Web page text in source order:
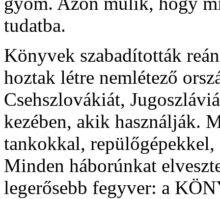
tudatba.
Könyvek szabadították
hoztak létre nemlétező
Csehszlovákiát,
kezében, akik használják.
tankokkal,
Minden háborúnkat
legerősebb fegyver: a